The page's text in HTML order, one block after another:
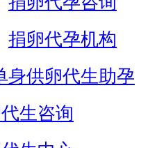
捐卵代孕机构
身供卵代生助孕
生咨询